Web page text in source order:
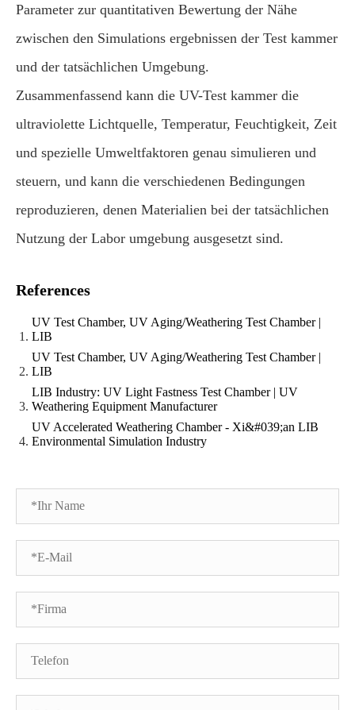
Parameter zur quantitativen Bewertung der Nähe
zwischen den Simulations ergebnissen der Test kammer
und der tatsächlichen Umgebung.
Zusammenfassend kann die UV-Test kammer die
ultraviolette Lichtquelle, Temperatur, Feuchtigkeit, Zeit
und spezielle Umweltfaktoren genau simulieren und
steuern, und kann die verschiedenen Bedingungen
reproduzieren, denen Materialien bei der tatsächlichen
Nutzung der Labor umgebung ausgesetzt sind.
References
UV Test Chamber, UV Aging/Weathering Test Chamber |
LIB
UV Test Chamber, UV Aging/Weathering Test Chamber |
LIB
LIB Industry: UV Light Fastness Test Chamber | UV
Weathering Equipment Manufacturer
UV Accelerated Weathering Chamber - Xi&#039;an LIB
Environmental Simulation Industry